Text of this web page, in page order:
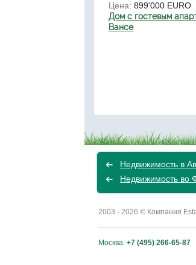
Цена: 899'000 EURO
Дом с гостевым
Вансе
Недвижимость в
Недвижимость во
2003 - 2026 © Компания
Москва: +7 (495) 266-65-87